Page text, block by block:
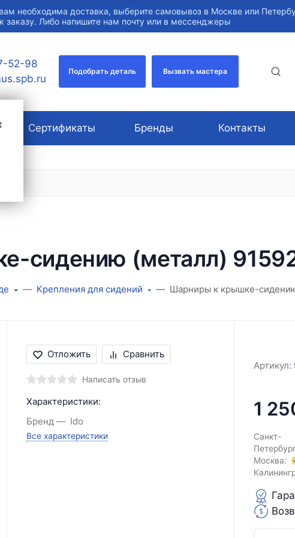
необходима доставка, выберите самовывоз в Москве или
заказу. Либо напишите нам почту или в мессенджеры
52-98
Подобрать деталь Вызвать мастера
Сертификаты Бренды Контакты
сидению (металл)
Крепления для сидений Шарниры к крышке-
Отложить Сравнить
Написать отзыв
Характеристики:
Бренд
Ido
Все характеристики
Артикул:
1
Санкт-
Москва: